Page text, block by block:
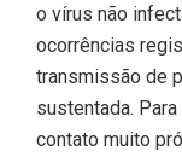
o vírus não
ocorrências
transmissão de
sustentada.
contato muito